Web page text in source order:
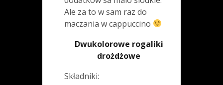
Ale za to w sam raz do
maczania w cappuccino
Dwukolorowe rogaliki
drożdżowe
Składniki: